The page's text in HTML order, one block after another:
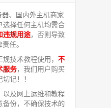
、国内外主机商家
选择任何主机均需合
违规用途，否则导致
任。
技术教程使用， 不
服务，我们用户购买
记！！
以及网上运维和教程
备份，不确保技术的